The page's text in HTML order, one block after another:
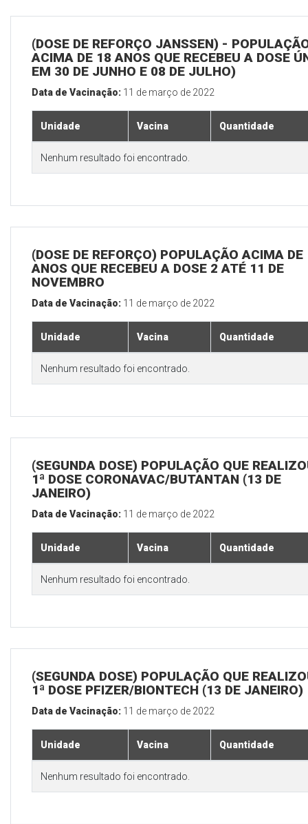
(DOSE DE REFORÇO JANSSEN) -
ACIMA DE 18 ANOS QUE RECEBEU A DOSE
EM 30 DE JUNHO E 08 DE JULHO)
Data de Vacinação: 11 de março de 2022
Unidade Vacina Quantidade
Nenhum resultado foi encontrado.
(DOSE DE REFORÇO) POPULAÇÃO ACIMA DE
ANOS QUE RECEBEU A DOSE 2 ATÉ 11 DE
NOVEMBRO
Data de Vacinação: 11 de março de 2022
Unidade Vacina Quantidade
Nenhum resultado foi encontrado.
(SEGUNDA DOSE) POPULAÇÃO QUE
1ª DOSE CORONAVAC/BUTANTAN (13 DE
JANEIRO)
Data de Vacinação: 11 de março de 2022
Unidade Vacina Quantidade
Nenhum resultado foi encontrado.
(SEGUNDA DOSE) POPULAÇÃO QUE
1ª DOSE PFIZER/BIONTECH (13 DE JANEIRO)
Data de Vacinação: 11 de março de 2022
Unidade Vacina Quantidade
Nenhum resultado foi encontrado.